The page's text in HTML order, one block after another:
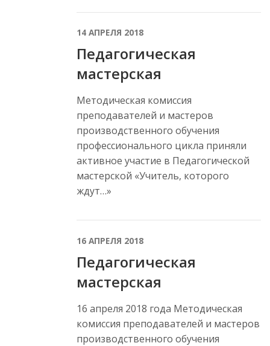
14 АПРЕЛЯ 2018
Педагогическая
мастерская
Методическая комиссия
преподавателей и мастеров
производственного обучения
профессионального цикла приняли
активное участие в Педагогической
мастерской «Учитель, которого
ждут…»
16 АПРЕЛЯ 2018
Педагогическая
мастерская
16 апреля 2018 года Методическая
комиссия преподавателей и мастеров
производственного обучения